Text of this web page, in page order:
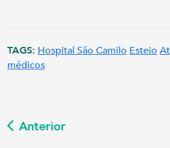
TAGS: Hospital São Camilo Esteio
médicos
Anterior